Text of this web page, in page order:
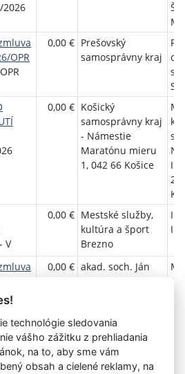
2026
OPR
0,00 € Prešovský
samosprávny kraj
0,00 € Košický
samosprávny kraj
- Námestie
Maratónu mieru
1, 042 66 Košice
2,
V
0,00 € Mestské služby,
kultúra a šport
Brezno
0,00 € akad. soch. Ján
20 21 22Aktuálna
stránka
23
technológie sledovania
vášho zážitku z prehliadania
na to, aby sme vám
obsah a cielené reklamy, na